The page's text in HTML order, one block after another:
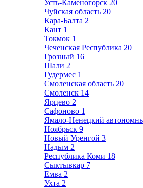
Усть-Каменогорск 20
Чуйская область 20
Кара-Балта 2
Кант 1
Токмок 1
Чеченская Республика 20
Грозный 16
Шали 2
Гудермес 1
Смоленская область 20
Смоленск 14
Ярцево 2
Сафоново 1
Ямало-Ненецкий
Ноябрьск 9
Новый Уренгой 3
Надым 2
Республика Коми 18
Сыктывкар 7
Емва 2
Ухта 2